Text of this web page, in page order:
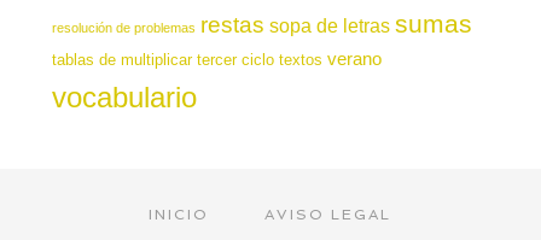
resolución de problemas restas sopa de letras sumas
tablas de multiplicar tercer ciclo textos verano
vocabulario
INICIO
AVISO LEGAL